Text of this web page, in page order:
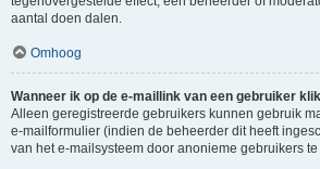
aantal doen dalen.
Omhoog
Wanneer ik op de e-maillink van een gebruiker
Alleen geregistreerde gebruikers kunnen gebruik
e-mailformulier (indien de beheerder dit heeft
van het e-mailsysteem door anonieme gebruikers